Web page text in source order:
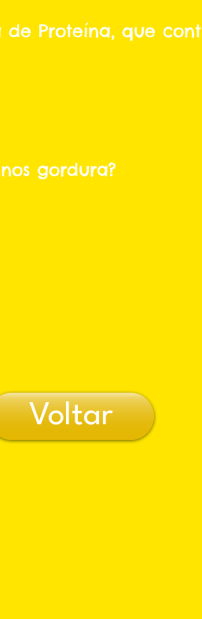
de Proteína, que
gordura?
Voltar